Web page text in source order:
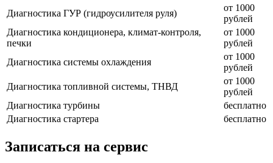
Диагностика ГУР (гидроусилителя руля)
от 1000
рублей
Диагностика кондиционера, климат-контроля,
печки
от 1000
рублей
Диагностика системы охлаждения
от 1000
рублей
Диагностика топливной системы, ТНВД
от 1000
рублей
Диагностика турбины
бесплатно
Диагностика стартера
бесплатно
Записаться на сервис